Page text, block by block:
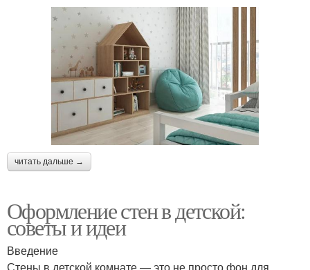
читать дальше →
Оформление стен в детской:
советы и идеи
Введение
Стены в детской комнате — это не просто фон для